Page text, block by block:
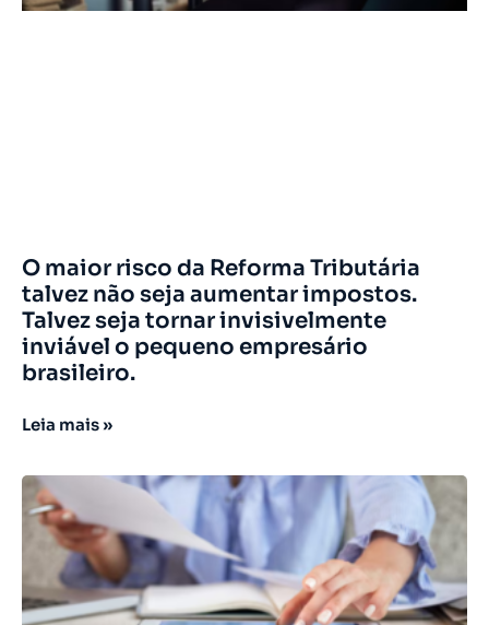
O maior risco da Reforma Tributária
talvez não seja aumentar impostos.
Talvez seja tornar invisivelmente
inviável o pequeno empresário
brasileiro.
Leia mais »